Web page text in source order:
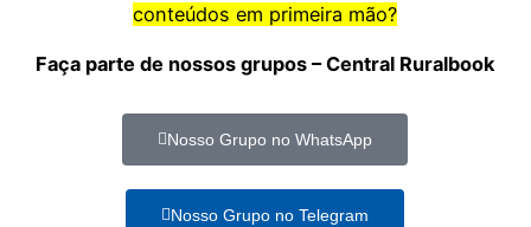
conteúdos em primeira mão?
Faça parte de nossos grupos – Central Ruralbook
Nosso Grupo no WhatsApp
Nosso Grupo no Telegram